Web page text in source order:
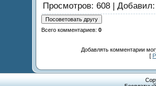
Просмотров: 608 | Добавил
Всего комментариев: 0
Добавлять комментарии
[